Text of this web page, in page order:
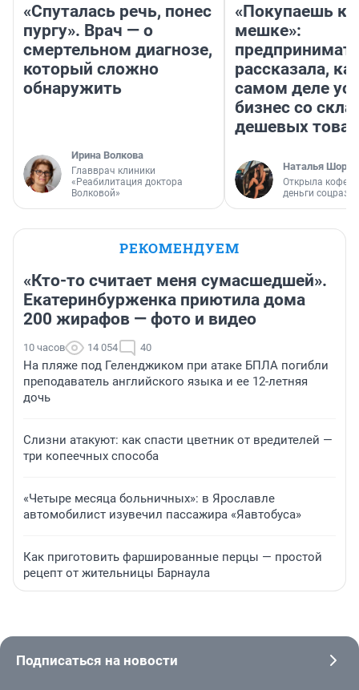
«Спуталась речь, понес
пургу». Врач — о
смертельном диагнозе,
который сложно
обнаружить
Ирина Волкова
Главврач клиники
«Реабилитация доктора
Волковой»
«Покупаешь
мешке»:
рассказала,
самом деле
бизнес со
дешевых
Наталья
Открыла
деньги
РЕКОМЕНДУЕМ
«Кто-то считает меня сумасшедшей».
Екатеринбурженка приютила дома
200 жирафов — фото и видео
10 часов 14 054 40
На пляже под Геленджиком при атаке БПЛА погибли
преподаватель английского языка и ее 12-летняя
дочь
Слизни атакуют: как спасти цветник от вредителей —
три копеечных способа
«Четыре месяца больничных»: в Ярославле
автомобилист изувечил пассажира «Яавтобуса»
Как приготовить фаршированные перцы — простой
рецепт от жительницы Барнаула
Подписаться на новости